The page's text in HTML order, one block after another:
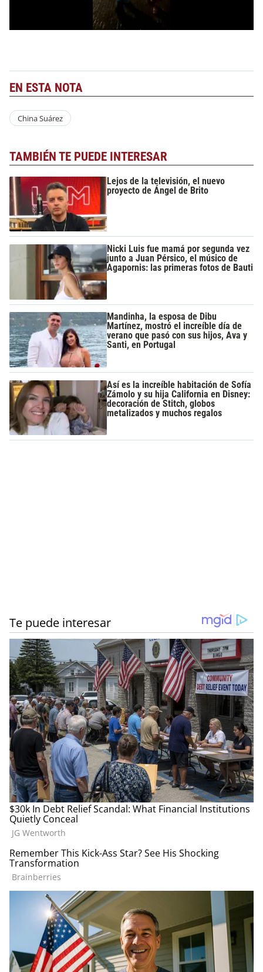
EN ESTA NOTA
China Suárez
TAMBIÉN TE PUEDE INTERESAR
Lejos de la televisión, el nuevo
proyecto de Ángel de Brito
Nicki Luis fue mamá por segunda vez
junto a Juan Pérsico, el músico de
Agapornis: las primeras fotos de Bauti
Mandinha, la esposa de Dibu
Martínez, mostró el increíble día de
verano que pasó con sus hijos, Ava y
Santi, en Portugal
Así es la increíble habitación de Sofía
Zámolo y su hija California en Disney:
decoración de Stitch, globos
metalizados y muchos regalos